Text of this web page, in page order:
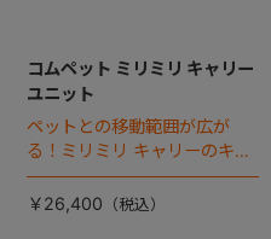
コムペット ミリミリ キャリー
ユニット
ペットとの移動範囲が広が
る！ミリミリ キャリーのキャ
リー部単品が登場！
￥26,400